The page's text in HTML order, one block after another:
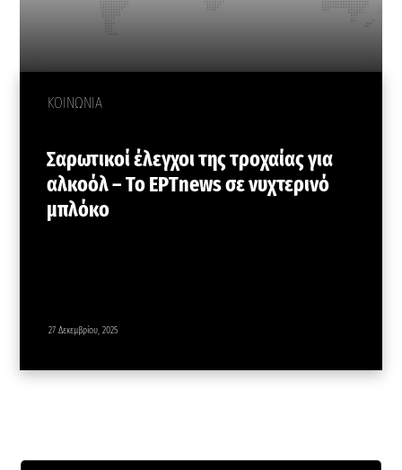
ΚΟΙΝΩΝΙΑ
Σαρωτικοί έλεγχοι της τροχαίας για
αλκοόλ – Το ΕΡΤnews σε νυχτερινό
μπλόκο
27 Δεκεμβρίου, 2025